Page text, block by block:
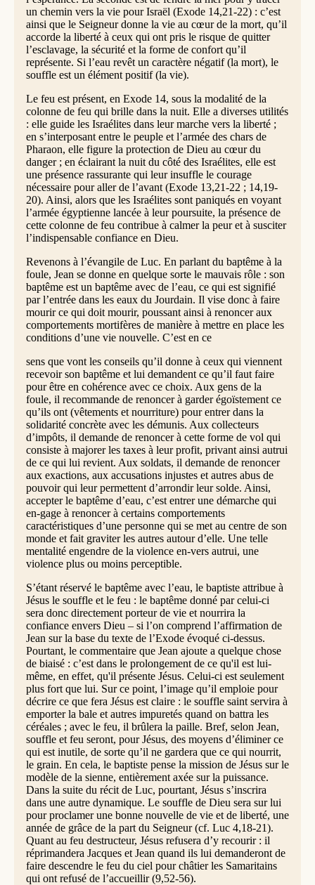
un chemin vers la vie pour Israël (Exode 14,21-22) : c’est
ainsi que le Seigneur donne la vie au cœur de la mort, qu’il
accorde la liberté à ceux qui ont pris le risque de quitter
l’esclavage, la sécurité et la forme de confort qu’il
représente. Si l’eau revêt un caractère négatif (la mort), le
souffle est un élément positif (la vie).
Le feu est présent, en Exode 14, sous la modalité de la
colonne de feu qui brille dans la nuit. Elle a diverses utilités
: elle guide les Israélites dans leur marche vers la liberté ;
en s’interposant entre le peuple et l’armée des chars de
Pharaon, elle figure la protection de Dieu au cœur du
danger ; en éclairant la nuit du côté des Israélites, elle est
une présence rassurante qui leur insuffle le courage
nécessaire pour aller de l’avant (Exode 13,21-22 ; 14,19-
20). Ainsi, alors que les Israélites sont paniqués en voyant
l’armée égyptienne lancée à leur poursuite, la présence de
cette colonne de feu contribue à calmer la peur et à susciter
l’indispensable confiance en Dieu.
Revenons à l’évangile de Luc. En parlant du baptême à la
foule, Jean se donne en quelque sorte le mauvais rôle : son
baptême est un baptême avec de l’eau, ce qui est signifié
par l’entrée dans les eaux du Jourdain. Il vise donc à faire
mourir ce qui doit mourir, poussant ainsi à renoncer aux
comportements mortifères de manière à mettre en place les
conditions d’une vie nouvelle. C’est en ce
sens que vont les conseils qu’il donne à ceux qui viennent
recevoir son baptême et lui demandent ce qu’il faut faire
pour être en cohérence avec ce choix. Aux gens de la
foule, il recommande de renoncer à garder égoïstement ce
qu’ils ont (vêtements et nourriture) pour entrer dans la
solidarité concrète avec les démunis. Aux collecteurs
d’impôts, il demande de renoncer à cette forme de vol qui
consiste à majorer les taxes à leur profit, privant ainsi autrui
de ce qui lui revient. Aux soldats, il demande de renoncer
aux exactions, aux accusations injustes et autres abus de
pouvoir qui leur permettent d’arrondir leur solde. Ainsi,
accepter le baptême d’eau, c’est entrer une démarche qui
en-gage à renoncer à certains comportements
caractéristiques d’une personne qui se met au centre de son
monde et fait graviter les autres autour d’elle. Une telle
mentalité engendre de la violence en-vers autrui, une
violence plus ou moins perceptible.
S’étant réservé le baptême avec l’eau, le baptiste attribue à
Jésus le souffle et le feu : le baptême donné par celui-ci
sera donc directement porteur de vie et nourrira la
confiance envers Dieu – si l’on comprend l’affirmation de
Jean sur la base du texte de l’Exode évoqué ci-dessus.
Pourtant, le commentaire que Jean ajoute a quelque chose
de biaisé : c’est dans le prolongement de ce qu'il est lui-
même, en effet, qu'il présente Jésus. Celui-ci est seulement
plus fort que lui. Sur ce point, l’image qu’il emploie pour
décrire ce que fera Jésus est claire : le souffle saint servira à
emporter la bale et autres impuretés quand on battra les
céréales ; avec le feu, il brûlera la paille. Bref, selon Jean,
souffle et feu seront, pour Jésus, des moyens d’éliminer ce
qui est inutile, de sorte qu’il ne gardera que ce qui nourrit,
le grain. En cela, le baptiste pense la mission de Jésus sur le
modèle de la sienne, entièrement axée sur la puissance.
Dans la suite du récit de Luc, pourtant, Jésus s’inscrira
dans une autre dynamique. Le souffle de Dieu sera sur lui
pour proclamer une bonne nouvelle de vie et de liberté, une
année de grâce de la part du Seigneur (cf. Luc 4,18-21).
Quant au feu destructeur, Jésus refusera d’y recourir : il
réprimandera Jacques et Jean quand ils lui demanderont de
faire descendre le feu du ciel pour châtier les Samaritains
qui ont refusé de l’accueillir (9,52-56).